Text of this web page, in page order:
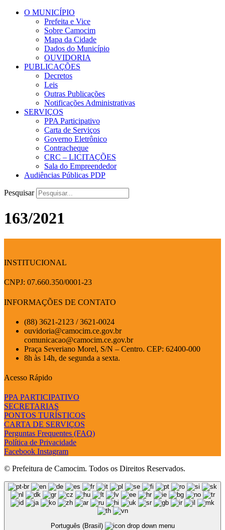
O MUNICÍPIO
Prefeita e Vice
Sobre Camocim
Mapa da Cidade
Dados do Município
OUVIDORIA
PUBLICAÇÕES
Decretos
Leis
Outras Publicações
Notificações Administrativas
SERVIÇOS
PPA Participativo
Carta de Serviços
Governo Eletrônico
Contracheque
CRC – LICITAÇÕES
Sala do Empreendedor
Audiências Públicas PDP
Pesquisar
163/2021
INSTITUCIONAL
CNPJ: 07.660.350/0001-23
INFORMAÇÕES DE CONTATO
(88) 3621-2123 / 3621-0024
ouvidoria@camocim.ce.gov.br
comunicacao@camocim.ce.gov.br
Praça Severiano Morel, S/N – Centro. CEP: 62400-000
8h às 14h, de segunda a sexta.
Acesso Rápido
PPA PARTICIPATIVO
SECRETARIAS
PONTOS TURÍSTICOS
CARTA DE SERVIÇOS
Perguntas Frequentes (FAQ)
Política de Privacidade
Facebook Instagram
© Prefeitura de Camocim. Todos os Direitos Reservados.
Português (Brasil)